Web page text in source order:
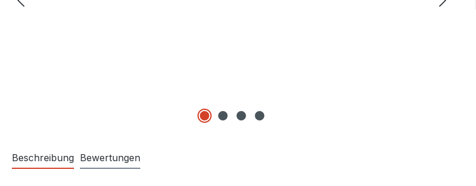
Beschreibung Bewertungen